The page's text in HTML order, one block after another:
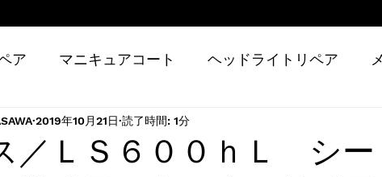
ア マニキュアコート ヘッドライトリペア
その他 ホイールコーティング
／ＬＳ６００ｈＬ シー
2019年10月21日 読了時間: 1分